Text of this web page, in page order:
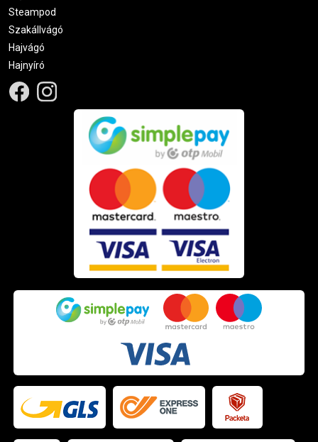
Steampod
Szakállvágó
Hajvágó
Hajnyíró